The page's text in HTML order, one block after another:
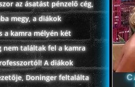
az ásatást pénzelő cég,
megy, a diákok
a kamra mélyén két
nem találtak fel a kamra
A diákok
Doninger feltalálta